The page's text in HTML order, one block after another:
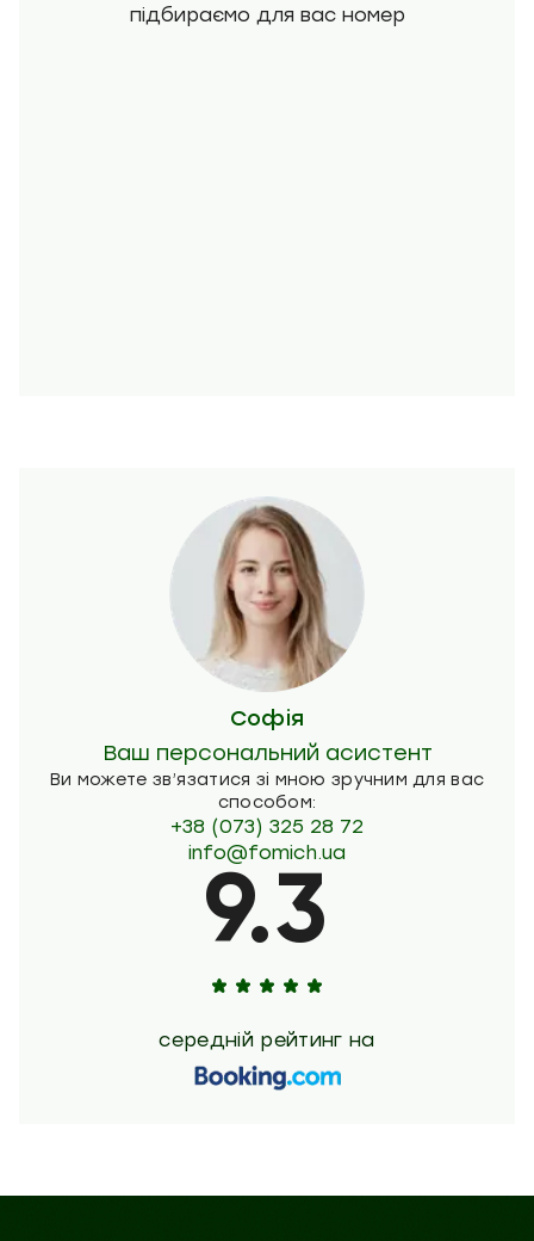
Софія
Ваш персональний асистент
Ви можете зв’язатися зі мною зручним для вас
способом:
+38 (073) 325 28 72
info@fomich.ua
9.3
середній рейтинг на
підбираємо для вас номер